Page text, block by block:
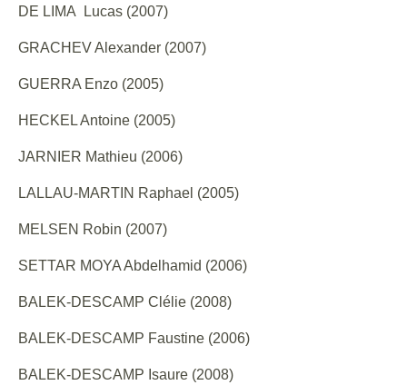
DE LIMA Lucas (2007)
GRACHEV Alexander (2007)
GUERRA Enzo (2005)
HECKEL Antoine (2005)
JARNIER Mathieu (2006)
LALLAU-MARTIN Raphael (2005)
MELSEN Robin (2007)
SETTAR MOYA Abdelhamid (2006)
BALEK-DESCAMP Clélie (2008)
BALEK-DESCAMP Faustine (2006)
BALEK-DESCAMP Isaure (2008)